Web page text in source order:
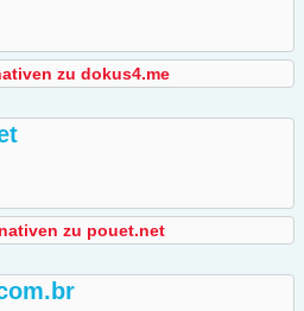
zu dokus4.me
zu pouet.net